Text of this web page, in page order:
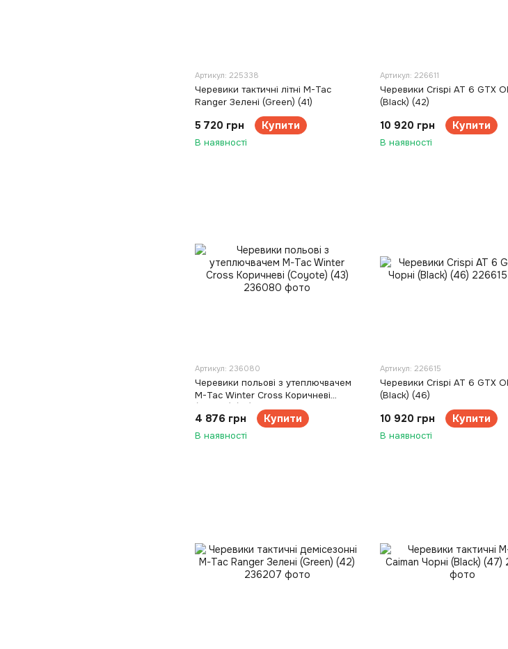
Артикул: 225338
Черевики тактичні літні M-Tac
Ranger Зелені (Green) (41)
5 720 грн Купити
В наявності
Артикул: 226611
Черевики Crispi AT 6 GTX
(Black) (42)
10 920 грн Купити
В наявності
Артикул: 236080
Черевики польові з утеплючвачем
M-Tac Winter Cross Коричневі
4 876 грн Купити
В наявності
Артикул: 226615
Черевики Crispi AT 6 GTX
(Black) (46)
10 920 грн Купити
В наявності